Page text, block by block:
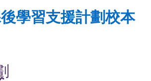
學習支援計劃校本